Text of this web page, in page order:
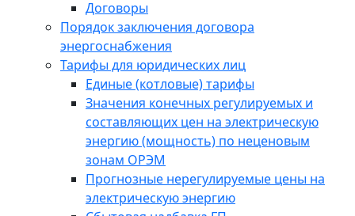
Договоры
Порядок заключения договора
энергоснабжения
Тарифы для юридических лиц
Единые (котловые) тарифы
Значения конечных регулируемых и
составляющих цен на электрическую
энергию (мощность) по неценовым
зонам ОРЭМ
Прогнозные нерегулируемые цены на
электрическую энергию